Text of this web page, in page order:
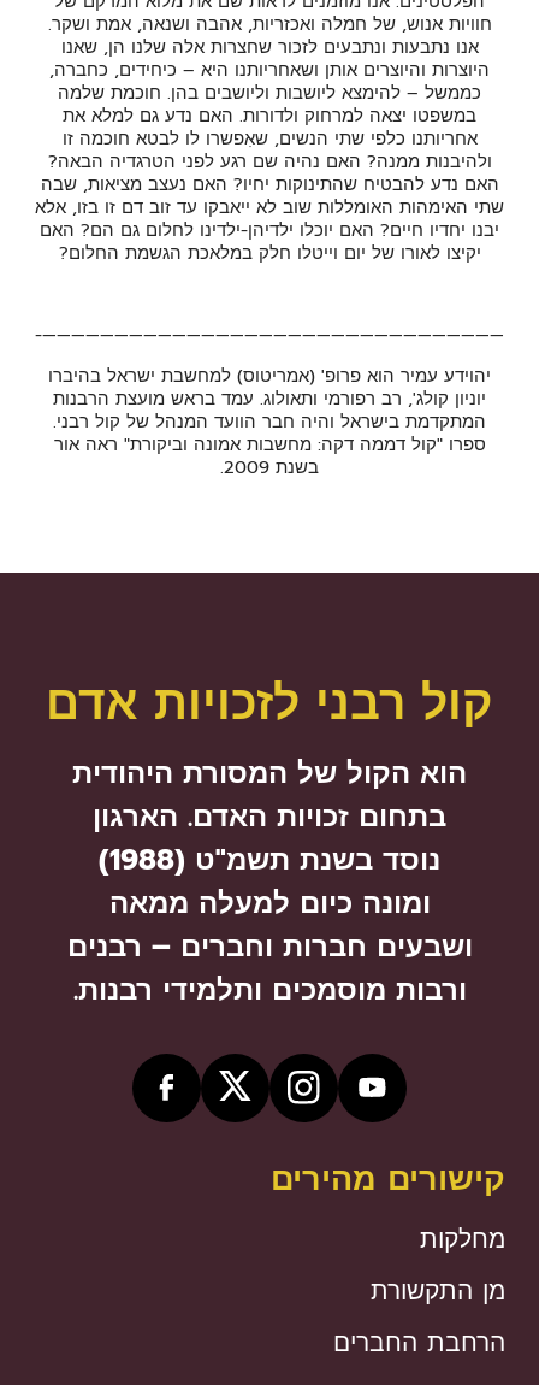
חוויות אנוש, של חמלה ואכזריות, אהבה ושנאה, אמת ושקר.
אנו נתבעות ונתבעים לזכור שחצרות אלה שלנו הן, שאנו
היוצרות והיוצרים אותן ושאחריותנו היא – כיחידים, כחברה,
כממשל – להימצא ליושבות וליושבים בהן. חוכמת שלמה
במשפטו יצאה למרחוק ולדורות. האם נדע גם למלא את
אחריותנו כלפי שתי הנשים, שאִפשרו לו לבטא חוכמה זו
ולהיבנות ממנה? האם נהיה שם רגע לפני הטרגדיה הבאה?
האם נדע להבטיח שהתינוקות יחיו? האם נעצב מציאות, שבה
שתי האימהות האומללות שוב לא ייאבקו עד זוב דם זו בזו, אלא
יבנו יחדיו חיים? האם יוכלו ילדיהן-ילדינו לחלום גם הם? האם
יקיצו לאורו של יום וייטלו חלק במלאכת הגשמת החלום?
————————————————————————————————-
יהוידע עמיר הוא פרופ' (אמריטוס) למחשבת ישראל בהיברו
יוניון קולג', רב רפורמי ותאולוג. עמד בראש מועצת הרבנות
המתקדמת בישראל והיה חבר הוועד המנהל של קול רבני.
ספרו "קול דממה דקה: מחשבות אמונה וביקורת" ראה אור
בשנת 2009.
קול רבני לזכויות אדם
הוא הקול של המסורת היהודית
בתחום זכויות האדם. הארגון
נוסד בשנת תשמ"ט (1988)
ומונה כיום למעלה ממאה
ושבעים חברות וחברים – רבנים
ורבות מוסמכים ותלמידי רבנות.
קישורים מהירים
מחלקות
מן התקשורת
הרחבת החברים